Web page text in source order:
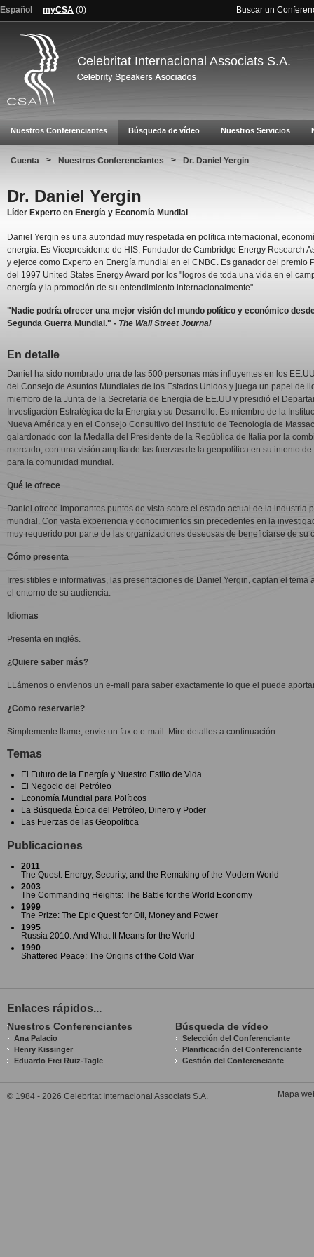
Español myCSA (0) Buscar un
Celebritat Internacional Associats S.A.
Nuestros Conferenciantes Búsqueda de vídeo Nuestros Servicios
Cuenta > Nuestros Conferenciantes > Dr. Daniel Yergin
Dr. Daniel Yergin
Líder Experto en Energía y Economía Mundial
Daniel Yergin es una autoridad muy respetada en política internacional,
energía. Es Vicepresidente de HIS, Fundador de Cambridge Energy Research
y ejerce como Experto en Energía mundial en el CNBC. Es ganador del premio
del 1997 United States Energy Award por los "logros de toda una vida en el
energía y la promoción de su entendimiento internacionalmente".
"Nadie podría ofrecer una mejor visión del mundo político y económico
Segunda Guerra Mundial." - The Wall Street Journal
En detalle
Daniel ha sido nombrado una de las 500 personas más influyentes en los
del Consejo de Asuntos Mundiales de los Estados Unidos y juega un papel de
miembro de la Junta de la Secretaría de Energía de EE.UU y presidió el
Investigación Estratégica de la Energía y su Desarrollo. Es miembro de la
Nueva América y en el Consejo Consultivo del Instituto de Tecnología de
galardonado con la Medalla del Presidente de la República de Italia por la
mercado, con una visión amplia de las fuerzas de la geopolítica en su intento
para la comunidad mundial.
Qué le ofrece
Daniel ofrece importantes puntos de vista sobre el estado actual de la industria
mundial. Con vasta experiencia y conocimientos sin precedentes en la
muy requerido por parte de las organizaciones deseosas de beneficiarse de su
Cómo presenta
Irresistibles e informativas, las presentaciones de Daniel Yergin, captan el
el entorno de su audiencia.
Idiomas
Presenta en inglés.
¿Quiere saber más?
LLámenos o envienos un e-mail para saber exactamente lo que el puede
¿Como reservarle?
Simplemente llame, envie un fax o e-mail. Mire detalles a continuación.
Temas
El Futuro de la Energía y Nuestro Estilo de Vida
El Negocio del Petróleo
Economía Mundial para Políticos
La Búsqueda Épica del Petróleo, Dinero y Poder
Las Fuerzas de las Geopolítica
Publicaciones
2011
The Quest: Energy, Security, and the Remaking of the Modern World
2003
The Commanding Heights: The Battle for the World Economy
1999
The Prize: The Epic Quest for Oil, Money and Power
1995
Russia 2010: And What It Means for the World
1990
Shattered Peace: The Origins of the Cold War
Enlaces rápidos...
Nuestros Conferenciantes
Ana Palacio
Henry Kissinger
Eduardo Frei Ruiz-Tagle
Búsqueda de vídeo
Selección del Conferenciante
Planificación del Conferenciante
Gestión del Conferenciante
© 1984 - 2026 Celebritat Internacional Associats S.A. Mapa